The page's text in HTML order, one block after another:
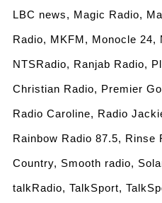
LBC news, Magic Radio,
Radio, MKFM, Monocle 24,
NTSRadio, Ranjab Radio,
Christian Radio, Premier
Radio Caroline, Radio
Rainbow Radio 87.5, Rinse
Country, Smooth radio,
talkRadio, TalkSport,